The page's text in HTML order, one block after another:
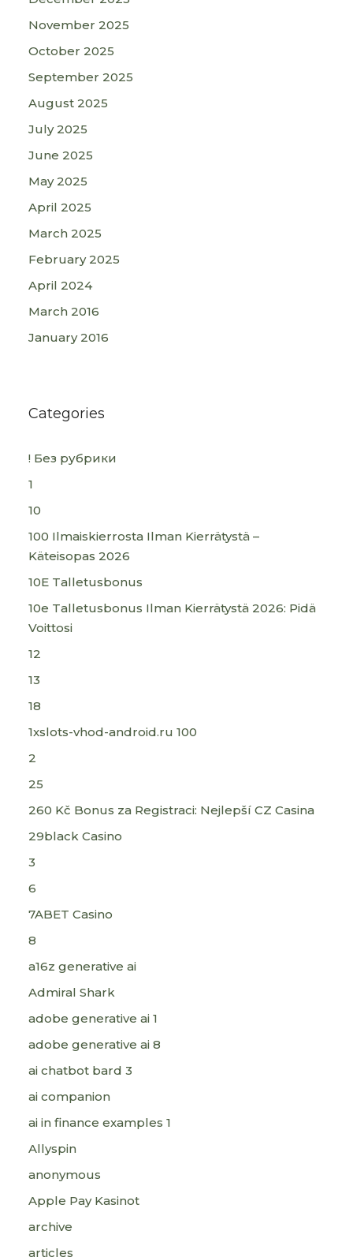
November 2025
October 2025
September 2025
August 2025
July 2025
June 2025
May 2025
April 2025
March 2025
February 2025
April 2024
March 2016
January 2016
Categories
! Без рубрики
1
10
100 Ilmaiskierrosta Ilman Kierrätystä –
Käteisopas 2026
10E Talletusbonus
10e Talletusbonus Ilman Kierrätystä 2026: Pidä
Voittosi
12
13
18
1xslots-vhod-android.ru 100
2
25
260 Kč Bonus za Registraci: Nejlepší CZ Casina
29black Casino
3
6
7ABET Casino
8
a16z generative ai
Admiral Shark
adobe generative ai 1
adobe generative ai 8
ai chatbot bard 3
ai companion
ai in finance examples 1
Allyspin
anonymous
Apple Pay Kasinot
archive
articles